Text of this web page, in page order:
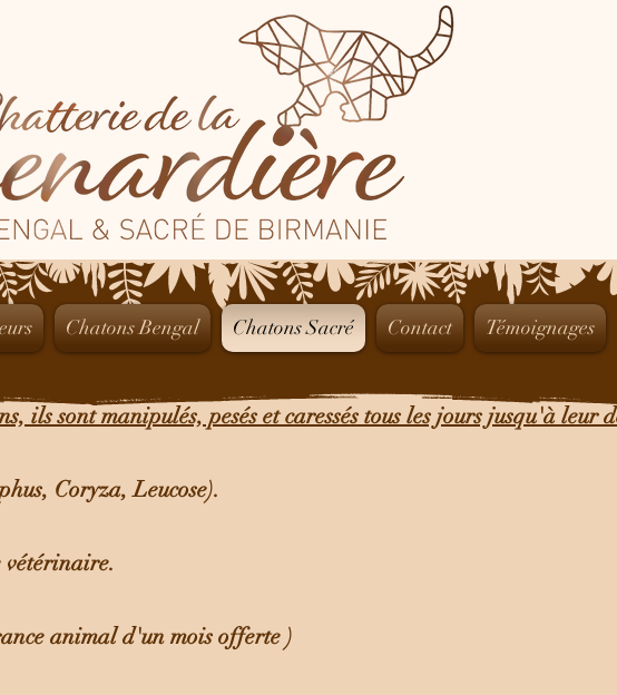
Chatons Bengal Chatons Sacré Contact Témoignages
ils sont manipulés, pesés et caressés tous les jours jusqu'à leur
Coryza, Leucose).
animal d'un mois offerte )